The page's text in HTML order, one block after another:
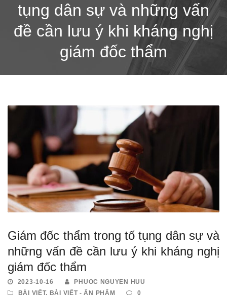
tụng dân sự và những vấn
đề cần lưu ý khi kháng nghị
giám đốc thẩm
Giám đốc thẩm trong tố tụng dân sự và
những vấn đề cần lưu ý khi kháng nghị
giám đốc thẩm
2023-10-16
PHUOC NGUYEN HUU
BÀI VIẾT, BÀI VIẾT - ẤN PHẨM 0